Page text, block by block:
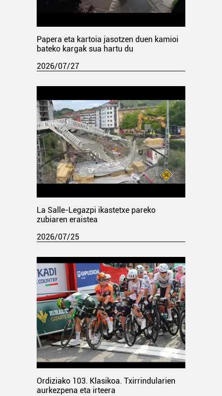
Papera eta kartoia jasotzen duen kamioi
bateko kargak sua hartu du
2026/07/27
La Salle-Legazpi ikastetxe pareko
zubiaren eraistea
2026/07/25
Ordiziako 103. Klasikoa. Txirrindularien
aurkezpena eta irteera